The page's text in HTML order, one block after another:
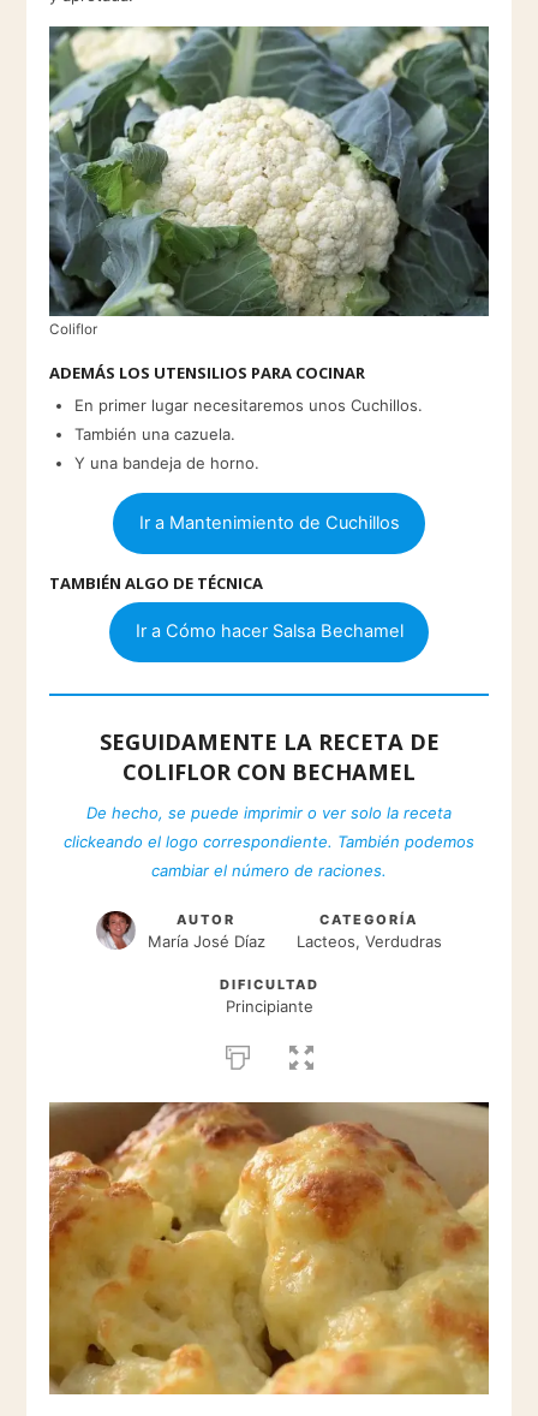
Coliflor
ADEMÁS LOS UTENSILIOS PARA COCINAR
En primer lugar necesitaremos unos Cuchillos.
También una cazuela.
Y una bandeja de horno.
Ir a Mantenimiento de Cuchillos
TAMBIÉN ALGO DE TÉCNICA
Ir a Cómo hacer Salsa Bechamel
SEGUIDAMENTE LA RECETA DE
COLIFLOR CON BECHAMEL
De hecho, se puede imprimir o ver solo la receta
clickeando el logo correspondiente. También podemos
cambiar el número de raciones.
AUTOR
María José Díaz
CATEGORÍA
Lacteos, Verdudras
DIFICULTAD
Principiante